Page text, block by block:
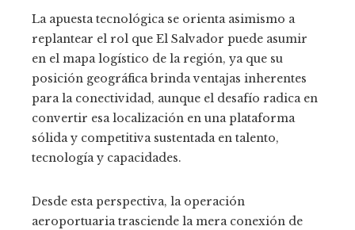
La apuesta tecnológica se orienta asimismo a
replantear el rol que El Salvador puede asumir
en el mapa logístico de la región, ya que su
posición geográfica brinda ventajas inherentes
para la conectividad, aunque el desafío radica en
convertir esa localización en una plataforma
sólida y competitiva sustentada en talento,
tecnología y capacidades.
Desde esta perspectiva, la operación
aeroportuaria trasciende la mera conexión de